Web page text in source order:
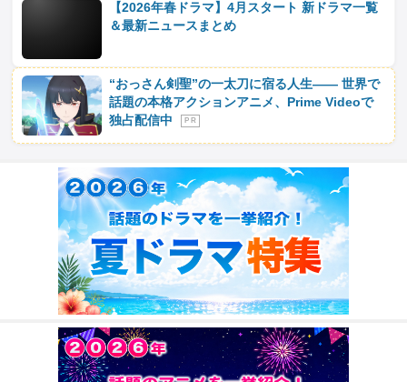
【2026年春ドラマ】4月スタート 新ドラマ一覧
＆最新ニュースまとめ
“おっさん剣聖”の一太刀に宿る人生―― 世界で
話題の本格アクションアニメ、Prime Videoで
独占配信中
P R